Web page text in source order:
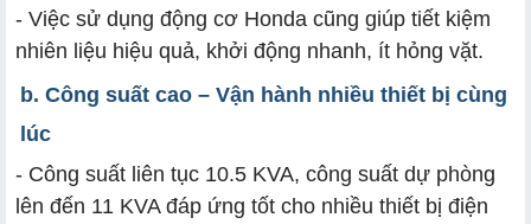
- Việc sử dụng động cơ Honda cũng giúp tiết kiệm
nhiên liệu hiệu quả, khởi động nhanh, ít hỏng vặt.
b. Công suất cao – Vận hành nhiều thiết bị cùng
lúc
- Công suất liên tục 10.5 KVA, công suất dự phòng
lên đến 11 KVA đáp ứng tốt cho nhiều thiết bị điện